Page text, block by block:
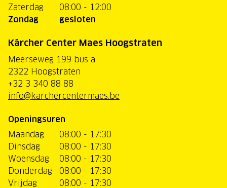
Zaterdag
08:00 - 12:00
Zondag
gesloten
Kärcher Center Maes Hoogstraten
Meerseweg 199 bus a
2322 Hoogstraten
+32 3 340 88 88
info@karchercentermaes.be
Openingsuren
Maandag
08:00 - 17:30
Dinsdag
08:00 - 17:30
Woensdag
08:00 - 17:30
Donderdag
08:00 - 17:30
Vrijdag
08:00 - 17:30